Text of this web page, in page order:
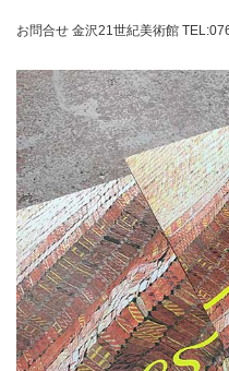
お問合せ 金沢21世紀美術館